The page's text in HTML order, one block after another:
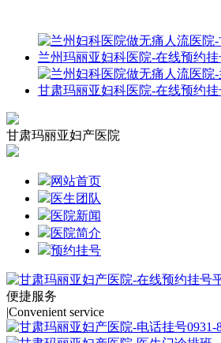
甘肃玛丽亚妇产医院
网站首页
医生团队
医院新闻
医院简介
预约挂号
便捷服务
|Convenient service